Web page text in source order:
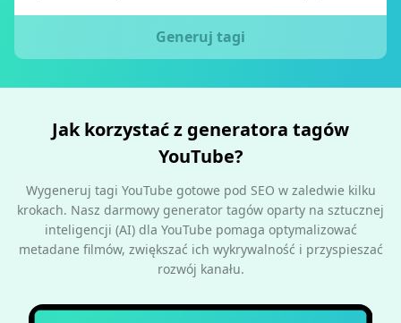
Generuj tagi
Jak korzystać z generatora tagów
YouTube?
Wygeneruj tagi YouTube gotowe pod SEO w zaledwie kilku
krokach. Nasz darmowy generator tagów oparty na sztucznej
inteligencji (AI) dla YouTube pomaga optymalizować
metadane filmów, zwiększać ich wykrywalność i przyspieszać
rozwój kanału.